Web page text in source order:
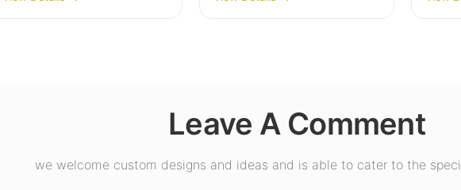
putere pentru iluminatul
instalații industriale,
Leave A Comment
we welcome custom designs and ideas and is able to cater to the